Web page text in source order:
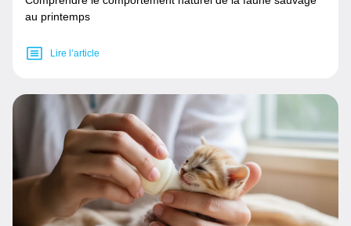
au printemps
Lire l’article